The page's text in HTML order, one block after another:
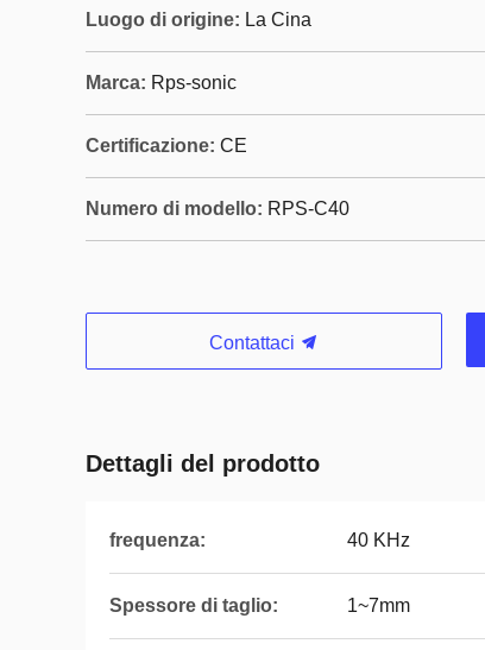
Luogo di origine: La Cina
Marca: Rps-sonic
Certificazione: CE
Numero di modello: RPS-C40
Contattaci
Dettagli del prodotto
frequenza: 40 KHz
Spessore di taglio: 1~7mm